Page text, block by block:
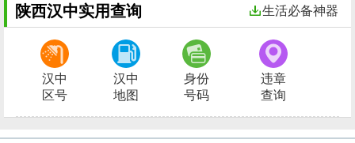
陕西汉中实用查询 生活必备神器
汉中
区号
汉中
地图
身份
号码
违章
查询